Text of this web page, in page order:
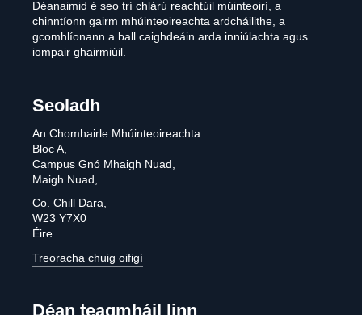
Déanaimid é seo trí chlárú reachtúil múinteoirí, a
chinntíonn gairm mhúinteoireachta ardcháilithe, a
gcomhlíonann a ball caighdeáin arda inniúlachta agus
iompair ghairmiúil.
Seoladh
An Chomhairle Mhúinteoireachta
Bloc A,
Campus Gnó Mhaigh Nuad,
Maigh Nuad,
Co. Chill Dara,
W23 Y7X0
Éire
Treoracha chuig oifigí
Déan teagmháil linn